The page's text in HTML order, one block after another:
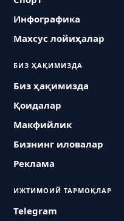
Инфографика
Махсус лойиҳалар
БИЗ ҲАҚИМИЗДА
Биз ҳақимизда
Қоидалар
Макфийлик
Бизнинг иловалар
Реклама
ИЖТИМОИЙ ТАРМОҚЛАР
Telegram